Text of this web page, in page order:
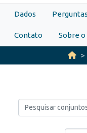
Dados
Contato Sobre